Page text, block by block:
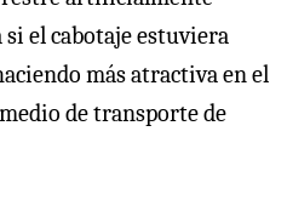
el cabotaje estuviera
más atractiva en el
de transporte de